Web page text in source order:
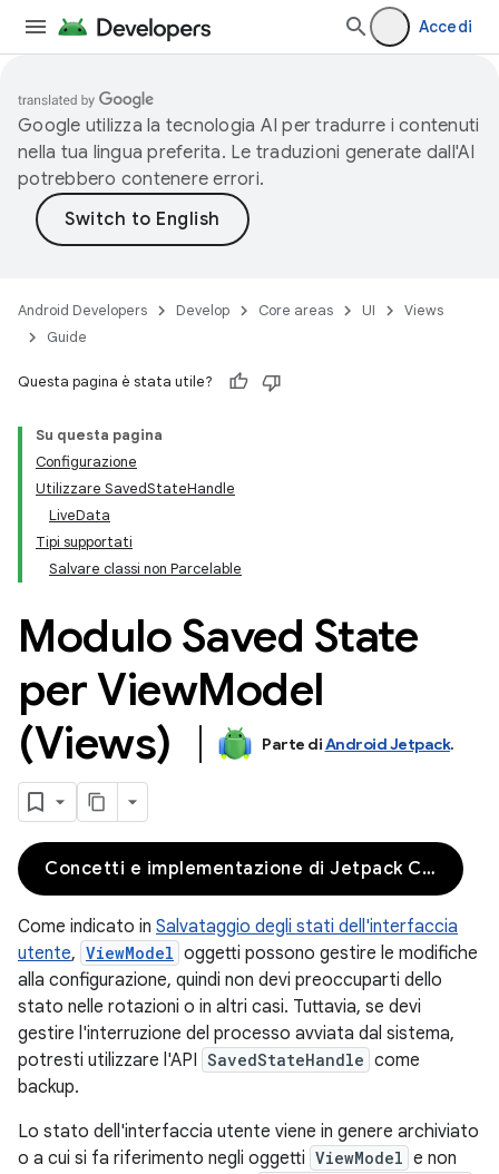
Accedi
Google utilizza la tecnologia AI per tradurre i contenuti
nella tua lingua preferita. Le traduzioni generate dall'AI
potrebbero contenere errori.
Android Developers Develop Core areas UI
Views
Guide
Questa pagina è stata utile?
Su questa pagina
Configurazione
Utilizzare SavedStateHandle
LiveData
Tipi supportati
Salvare classi non Parcelable
Modulo Saved State
per ViewModel
(Views)
Parte diAndroid Jetpack.
Concetti e implementazione di Jetpack Compose
Come indicato in Salvataggio degli stati dell'interfaccia
utente, ViewModel oggetti possono gestire le modifiche
alla configurazione, quindi non devi preoccuparti dello
stato nelle rotazioni o in altri casi. Tuttavia, se devi
gestire l'interruzione del processo avviata dal sistema,
potresti utilizzare l'API SavedStateHandle come
backup.
Lo stato dell'interfaccia utente viene in genere archiviato
o a cui si fa riferimento negli oggetti ViewModel e non